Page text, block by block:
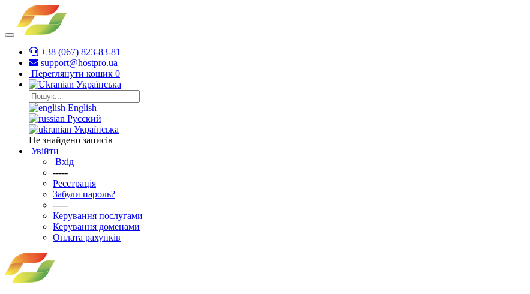
+38 (067) 823-83-81
support@hostpro.ua
Переглянути кошик 0
Українська
English
Русский
Українська
Не знайдено записів
Увійти
Вхід
-----
Реєстрація
Забули пароль?
-----
Керування послугами
Керування доменами
Оплата рахунків